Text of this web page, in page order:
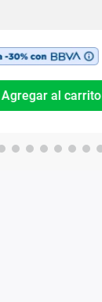
Agregar al carrito